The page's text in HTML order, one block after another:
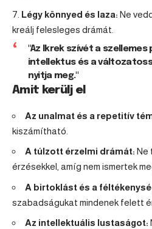
Légy könnyed és laza: Ne
kreálj felesleges drámát.
"Az Ikrek szívét a
intellektus és a
nyitja meg."
Amit kerülj el
Az unalmat és a repetitív
kiszámítható.
A túlzott érzelmi drámát: Ne
érzésekkel, amíg nem ismertek
A birtoklást és a
szabadságukat mindenek felett
Az intellektuális lustaságot: